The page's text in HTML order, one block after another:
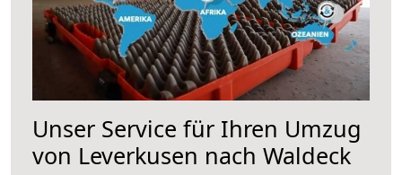
Unser Service für Ihren Umzug
von Leverkusen nach Waldeck